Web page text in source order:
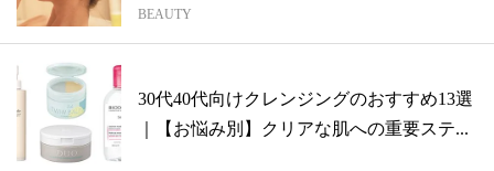
方法...
BEAUTY
30代40代向けクレンジングのおすすめ13選
｜【お悩み別】クリアな肌への重要ステ...